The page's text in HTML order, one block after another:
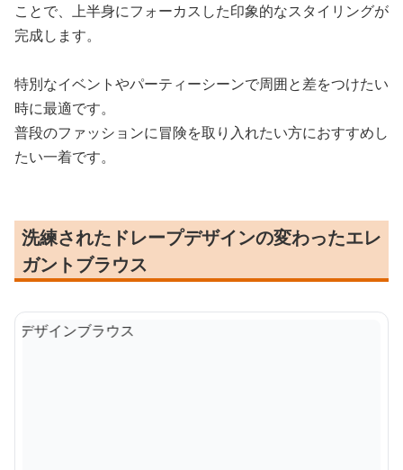
ことで、上半身にフォーカスした印象的なスタイリングが
完成します。
特別なイベントやパーティーシーンで周囲と差をつけたい
時に最適です。
普段のファッションに冒険を取り入れたい方におすすめし
たい一着です。
洗練されたドレープデザインの変わったエレ
ガントブラウス